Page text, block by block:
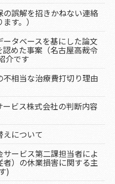
誤解を招きかねない連絡
す。）
タベースを基にした論文
めた事案（名古屋高裁令
介です
相当な治療費打切り理由
ビス株式会社の判断内容
えについて
ービス第二課担当者によ
）の休業損害に関する主
)